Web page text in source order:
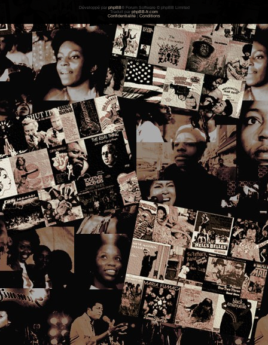
Développé par phpBB® Forum Software © phpBB Limited
Traduit par phpBB-fr.com
Confidentialité
Conditions